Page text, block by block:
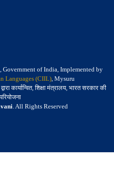
, Government of India, Implemented by
Languages (CIIL), Mysuru
कार्यान्वित, शिक्षा मंत्रालय, भारत सरकार की
. All Rights Reserved